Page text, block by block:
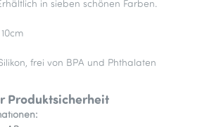
in sieben schönen Farben.
frei von BPA und Phthalaten
Produktsicherheit